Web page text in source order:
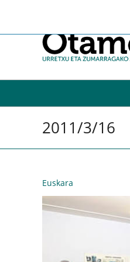
2011/3/16
Euskara